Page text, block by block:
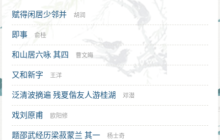
赋得闲居少邻并 胡润
即事 俞桂
和山居六咏 其四 曹文晦
又和新字 王洋
泛清波摘遍 残夏偕友人游桂湖 邓潜
戏刘原甫 欧阳修
题邵武经历梁菽蒙兰 其一 杨士奇